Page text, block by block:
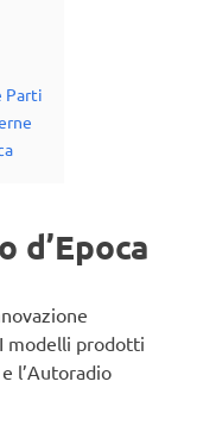
Parti
d’Epoca
modelli prodotti
l’Autoradio